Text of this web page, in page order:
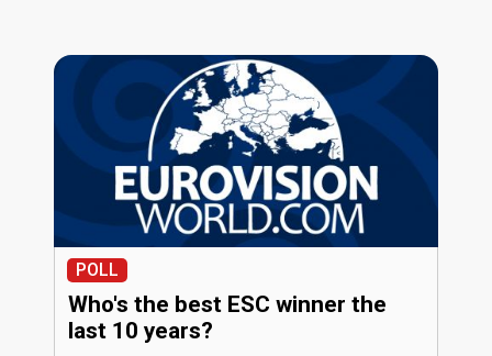
POLL
Who's the best ESC winner the
last 10 years?